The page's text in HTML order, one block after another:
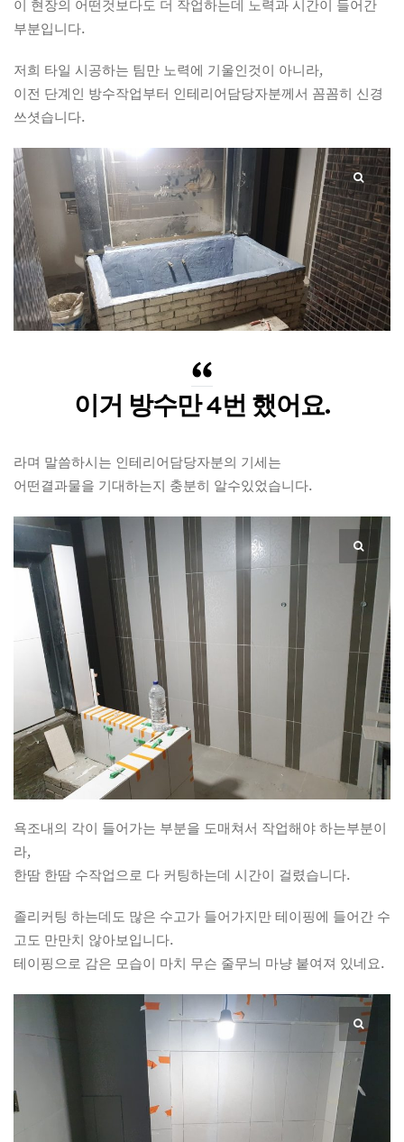
이 현장의 어떤것보다도 더 작업하는데 노력과 시간이 들어간
부분입니다.
저희 타일 시공하는 팀만 노력에 기울인것이 아니라,
이전 단계인 방수작업부터 인테리어담당자분께서 꼼꼼히 신경
쓰셧습니다.
이거 방수만 4번 했어요.
라며 말씀하시는 인테리어담당자분의 기세는
어떤결과물을 기대하는지 충분히 알수있었습니다.
욕조내의 각이 들어가는 부분을 도매쳐서 작업해야 하는부분이
라,
한땀 한땀 수작업으로 다 커팅하는데 시간이 걸렸습니다.
졸리커팅 하는데도 많은 수고가 들어가지만 테이핑에 들어간 수
고도 만만치 않아보입니다.
테이핑으로 감은 모습이 마치 무슨 줄무늬 마냥 붙여져 있네요.